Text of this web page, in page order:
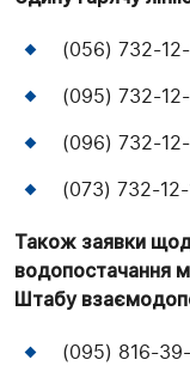
(056) 732-
(095) 732-
(096) 732-
(073) 732-12-
Також заявки
водопостачання
Штабу
(095) 816-